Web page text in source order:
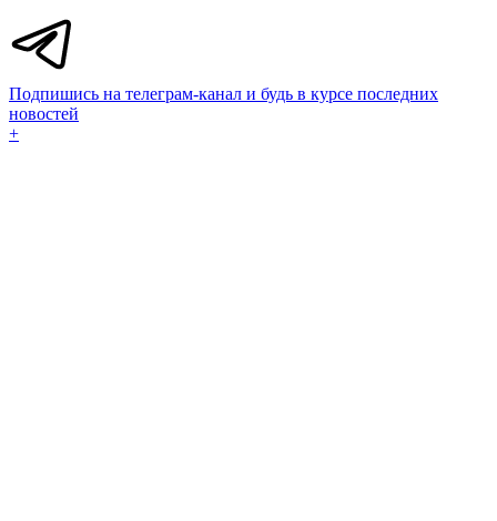
Подпишись на телеграм-канал и будь в курсе последних
новостей
+